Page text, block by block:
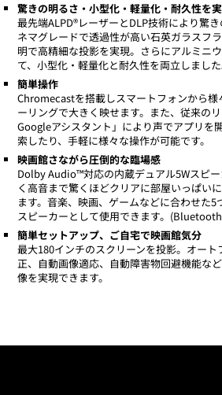
驚きの明るさ・小型化・軽量化・耐久性を
最先端ALPD®レーザーとDLP技術により驚
ネマグレードで透過性が高い石英ガラスフ
明で高精細な投影を実現。さらにアルミニ
て、小型化・軽量化と耐久性を両立しました
簡単操作
Chromecastを搭載しスマートフォンから様
ーリングで大きく映せます。また、従来の
Googleアシスタント」により声でアプリを
索したり、手軽に様々な操作が可能です。
映画館さながら圧倒的な臨場感
Dolby Audio™対応の内蔵デュアル5Wスピ
く高音まで驚くほどクリアに部屋いっぱい
ます。音楽、映画、ゲームなどに合わせた5
スピーカーとして使用できます。
簡単セットアップ、ご自宅で映画館気分
最大180インチのスクリーンを投影。オー
正、自動画像適応、自動障害物回避機能な
像を実現できます。